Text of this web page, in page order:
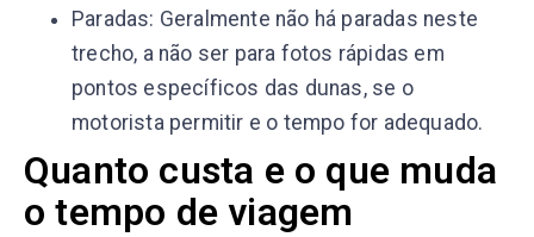
Paradas: Geralmente não há paradas neste
trecho, a não ser para fotos rápidas em
pontos específicos das dunas, se o
motorista permitir e o tempo for adequado.
Quanto custa e o que muda
o tempo de viagem